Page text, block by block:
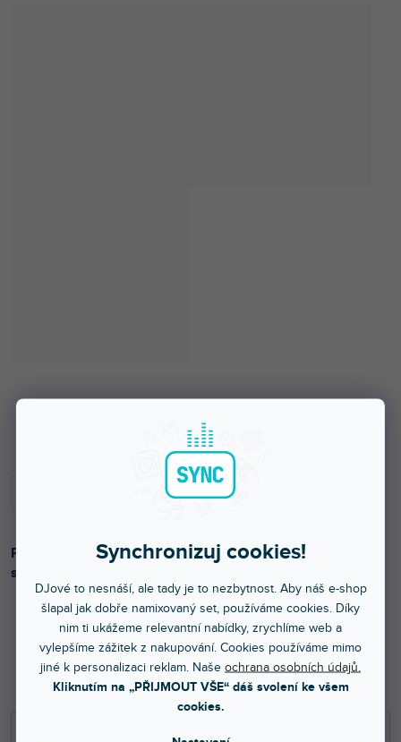
Synchronizuj cookies!
DJové to nesnáší, ale tady je to nezbytnost. Aby náš e-shop
šlapal jak dobře namixovaný set, používáme cookies. Díky
nim ti ukážeme relevantní nabídky, zrychlíme web a
vylepšíme zážitek z nakupování. Cookies používáme mimo
jiné k personalizaci reklam. Naše ochrana osobních údajů.
Kliknutím na „PŘIJMOUT VŠE“ dáš svolení ke všem
cookies.
9 499 Kč
6 099 Kč
5 041 Kč bez DPH
PDX350 je duální přehrávač CD / MP3 / USB, který nabízí
skvělé funkce.